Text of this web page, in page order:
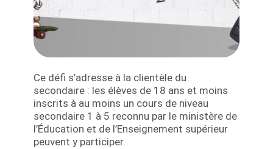
Ce défi s’adresse à la clientèle du
secondaire : les élèves de 18 ans et moins
inscrits à au moins un cours de niveau
secondaire 1 à 5 reconnu par le ministère de
l’Éducation et de l’Enseignement supérieur
peuvent y participer.